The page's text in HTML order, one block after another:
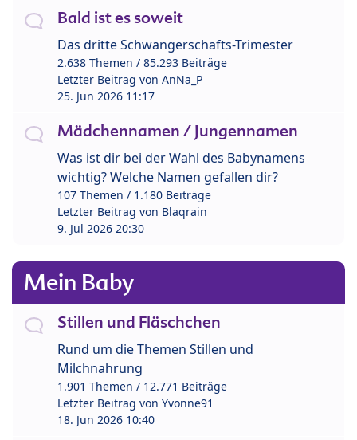
Bald ist es soweit
Das dritte Schwangerschafts-Trimester
2.638 Themen / 85.293 Beiträge
Letzter Beitrag von AnNa_P
25. Jun 2026 11:17
Mädchennamen / Jungennamen
Was ist dir bei der Wahl des Babynamens
wichtig? Welche Namen gefallen dir?
107 Themen / 1.180 Beiträge
Letzter Beitrag von Blaqrain
9. Jul 2026 20:30
Mein Baby
Stillen und Fläschchen
Rund um die Themen Stillen und
Milchnahrung
1.901 Themen / 12.771 Beiträge
Letzter Beitrag von Yvonne91
18. Jun 2026 10:40